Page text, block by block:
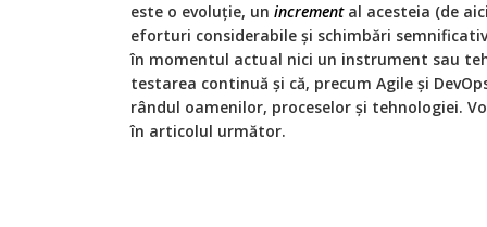
este o evoluție, un incremental acesteia (de
eforturi considerabile și schimbări
în momentul actual nici un instrument sau
testarea continuă și că, precum Agile și
rândul oamenilor, proceselor și tehnologiei.
în articolul următor.